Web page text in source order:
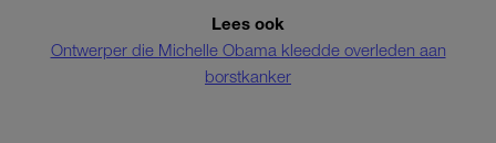
Lees ook
Ontwerper die Michelle Obama kleedde overleden aan
borstkanker